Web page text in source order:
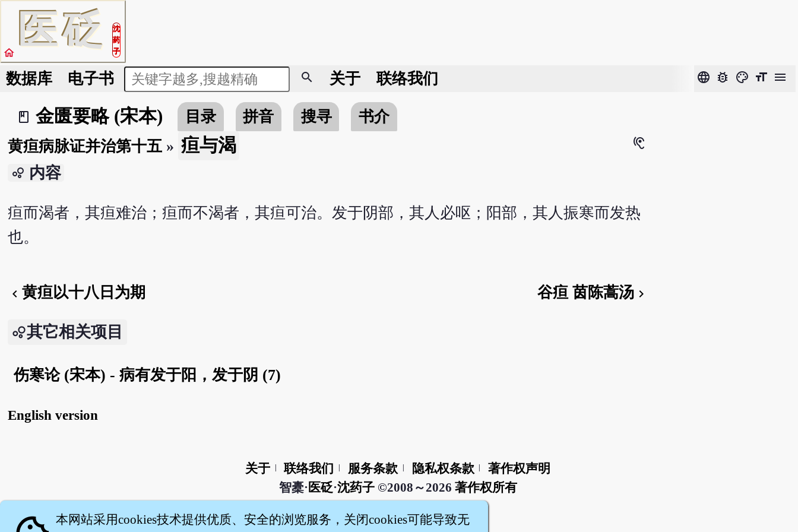
医砭
沈
药
子
home
数据库 电子书 search 关于 联络我们 language bug_report color_lens format_size menu
book_2
金匮要略 (宋本) 目录 拼音 搜寻
书介
黄疸病脉证并治第十五» 疸与渴 hearing
bubble_chart 内容
疸而渴者，其疸难治；疸而不渴者，其疸可治。发于阴部，其人必呕；阳部，其人振寒而发热
也。
chevron_left 黄疸以十八日为期 谷疸 茵陈蒿汤chevron_right
其它相关项目
伤寒论 (宋本) - 病有发于阳，发于阴 (7)
English version
关于 联络我们 服务条款 隐私权条款
著作权声明
智橐· 医砭·沈药子©2008～2026 著作权所有
本网站采用cookies技术提供优质、安全的浏览服务，关闭cookies可能导致无